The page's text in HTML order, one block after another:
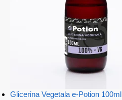
Glicerina Vegetala e-Potion 100ml